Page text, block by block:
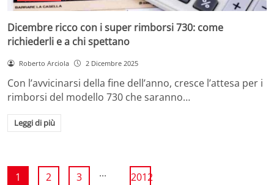
Dicembre ricco con i super rimborsi 730: come
richiederli e a chi spettano
Roberto Arciola 2 Dicembre 2025
Con l’avvicinarsi della fine dell’anno, cresce l’attesa per i
rimborsi del modello 730 che saranno…
Leggi di più
1 2 3 ... 2012